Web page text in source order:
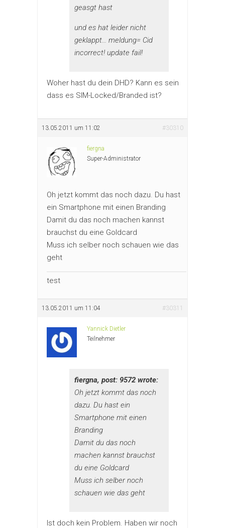
geasgt hast
und es hat leider nicht
geklappt… meldung= Cid
incorrect! update fail!
Woher hast du dein DHD? Kann es sein
dass es SIM-Locked/Branded ist?
13.05.2011 um 11:02 #30310
fiergna
Super-Administrator
Oh jetzt kommt das noch dazu. Du hast
ein Smartphone mit einen Branding
Damit du das noch machen kannst
brauchst du eine Goldcard
Muss ich selber noch schauen wie das
geht
test
13.05.2011 um 11:04 #30311
Yannick Dietler
Teilnehmer
fiergna, post: 9572 wrote:
Oh jetzt kommt das noch
dazu. Du hast ein
Smartphone mit einen
Branding
Damit du das noch
machen kannst brauchst
du eine Goldcard
Muss ich selber noch
schauen wie das geht
Ist doch kein Problem. Haben wir noch